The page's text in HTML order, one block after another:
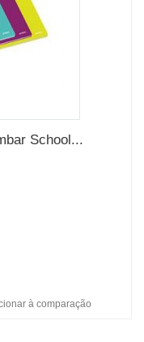
School...
à comparação